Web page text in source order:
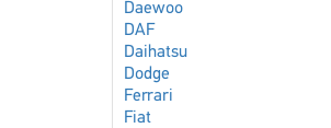
Daewoo
DAF
Daihatsu
Dodge
Ferrari
Fiat